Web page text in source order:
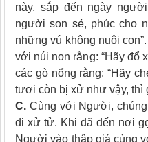
này, sắp đến ngày
người son sẻ, phúc cho
những vú không nuôi
với núi non rằng: “Hãy đổ
các gò nổng rằng: “Hãy
tươi còn bị xử như vậy, thì
C. Cùng với Người,
đi xử tử. Khi đã đến nơi
Người vào thập giá cùng